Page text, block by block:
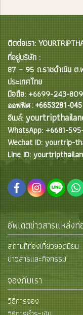
ติดต่อเรา:
ที่อยู่บริษัท :
87 – 95 ถ.ราชดำเนิน ต
ประเทศไทย
มือถือ: +6699-243-
ออฟฟิศ : +6653281-045
อีเมล์:
WhatsApp: +6681-
Wechat ID: yourtrip-
Line ID:
อัพเดตข่าวสารแหล่งท่
สถานที่ท่องเที่ยวยอดนิยม
ข่าวสารและกิจกรรม
จองกับเรา
วิธีการจอง